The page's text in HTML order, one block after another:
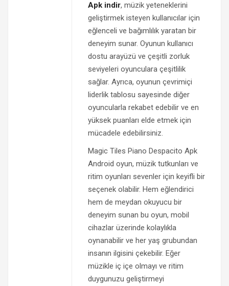
Apk indir, müzik yeteneklerini
geliştirmek isteyen kullanıcılar için
eğlenceli ve bağımlılık yaratan bir
deneyim sunar. Oyunun kullanıcı
dostu arayüzü ve çeşitli zorluk
seviyeleri oyunculara çeşitlilik
sağlar. Ayrıca, oyunun çevrimiçi
liderlik tablosu sayesinde diğer
oyuncularla rekabet edebilir ve en
yüksek puanları elde etmek için
mücadele edebilirsiniz.
Magic Tiles Piano Despacito Apk
Android oyun, müzik tutkunları ve
ritim oyunları sevenler için keyifli bir
seçenek olabilir. Hem eğlendirici
hem de meydan okuyucu bir
deneyim sunan bu oyun, mobil
cihazlar üzerinde kolaylıkla
oynanabilir ve her yaş grubundan
insanın ilgisini çekebilir. Eğer
müzikle iç içe olmayı ve ritim
duygunuzu geliştirmeyi